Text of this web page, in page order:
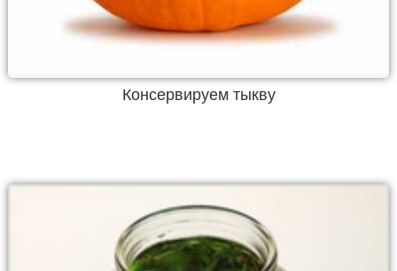
Консервируем тыкву